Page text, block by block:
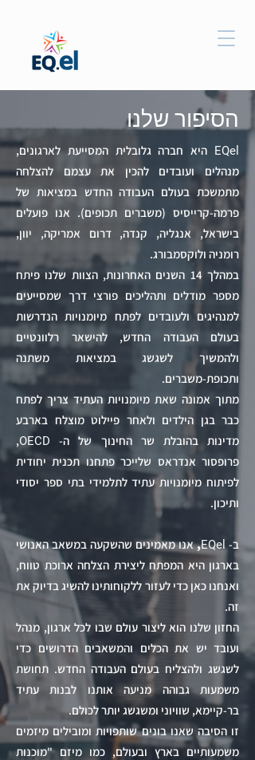
הסיפור שלנו
EQel היא חברה גלובלית המסייעת לארגונים,
מנהלים ועובדים להכין את עצמם להצלחה
מתמשכת בעולם העבודה החדש במציאות של
פרמה-קרייסיס (משברים תכופים). אנו פועלים
בישראל, אנגליה, קנדה, דרום אמריקה, יוון,
רומניה ולוקסמבורג.
במהלך 14 השנים האחרונות, הצוות שלנו פיתח
מספר מודלים ותהליכים פורצי דרך שמסייעים
למנהיגים ולעובדים לפתח מיומנויות הנדרשות
בעולם העבודה החדש, להישאר רלוונטיים
ולהמשיך לשגשג במציאות משתנה
ותכופת-משברים.
מתוך אמונה שאת מיומנויות העתיד צריך לפתח
כבר בגן הילדים ולאחר פיילוט מוצלח בארבע
מדינות בהובלת שר החינוך של ה- OECD
,
פרופסור אנדראס שלייכר פתחנו תכנית יחודית
לפיתוח מיומנויות עתיד לתלמידי בתי ספר יסודי
ותיכון.
ב-EQel
,אנו מאמינים שהשקעה במשאב האנושי
בארגון היא המפתח ליצירת הצלחה ארוכת טווח,
ואנחנו כאן כדי לעזור ללקוחותינו להשיג בדיוק את
זה.
החזון שלנו הוא ליצור עולם שבו לכל ארגון, מנהל
ועובד יש את הכלים והמשאבים הדרושים כדי
לשגשג ולהצליח בעולם העבודה החדש. תחושת
משמעות גבוהה מניעה אותנו לבנות עתיד
בר-קיימא, שוויוני ומשגשג יותר לכולם.
זו הסיבה שאנו בונים שותפויות ומובילים מיזמים
משמעותיים בארץ ובעולם, כמו מיזם "מוכנות